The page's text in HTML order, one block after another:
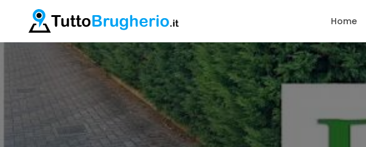
Home